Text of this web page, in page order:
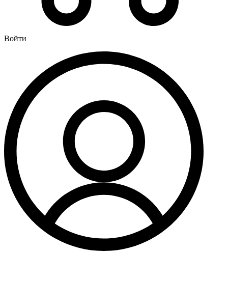
Войти
Водоподготовка
Магистральные фильтры для воды
Фильтры для воды под мойку
Водоснабжение
Кран шаровый
Крепеж для монтажных труб
Металлопластиковые трубы и фитинги (обжим евростандарт)
Развернуть
Душевые кабины и комплектующие
Душевые двери
Душевые кабины
Душевые перегородки
Развернуть (2)
Задвижки и комплектующие
Задвижки. краны шар. . фланцы